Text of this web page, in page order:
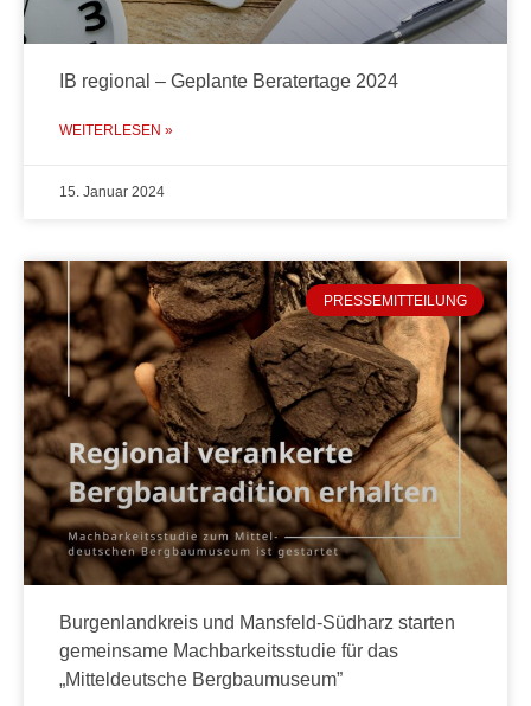
IB regional – Geplante Beratertage 2024
WEITERLESEN »
15. Januar 2024
PRESSEMITTEILUNG
Burgenlandkreis und Mansfeld-Südharz starten
gemeinsame Machbarkeitsstudie für das
„Mitteldeutsche Bergbaumuseum”